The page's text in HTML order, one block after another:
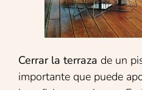
Cerrar la terraza de un
importante que puede